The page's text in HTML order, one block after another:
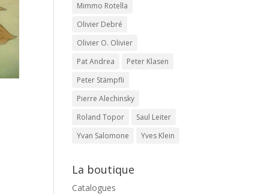
Mimmo Rotella
Olivier Debré
Olivier O. Olivier
Pat Andrea
Peter Klasen
Peter Stämpfli
Pierre Alechinsky
Roland Topor
Saul Leiter
Yvan Salomone
Yves Klein
La boutique
Catalogues